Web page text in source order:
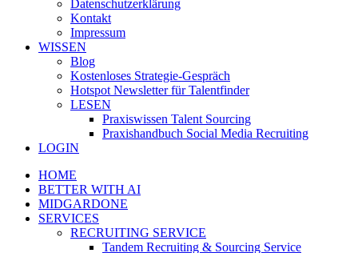
Datenschutzerklärung
Kontakt
Impressum
WISSEN
Blog
Kostenloses Strategie-Gespräch
Hotspot Newsletter für Talentfinder
LESEN
Praxiswissen Talent Sourcing
Praxishandbuch Social Media Recruiting
LOGIN
HOME
BETTER WITH AI
MIDGARDONE
SERVICES
RECRUITING SERVICE
Tandem Recruiting & Sourcing Service